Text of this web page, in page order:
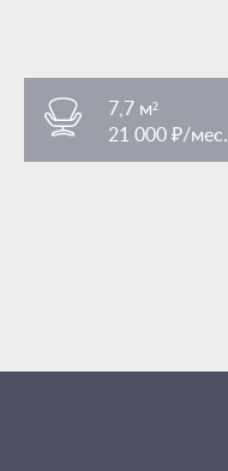
7,7 м²
21 000 ₽/мес.